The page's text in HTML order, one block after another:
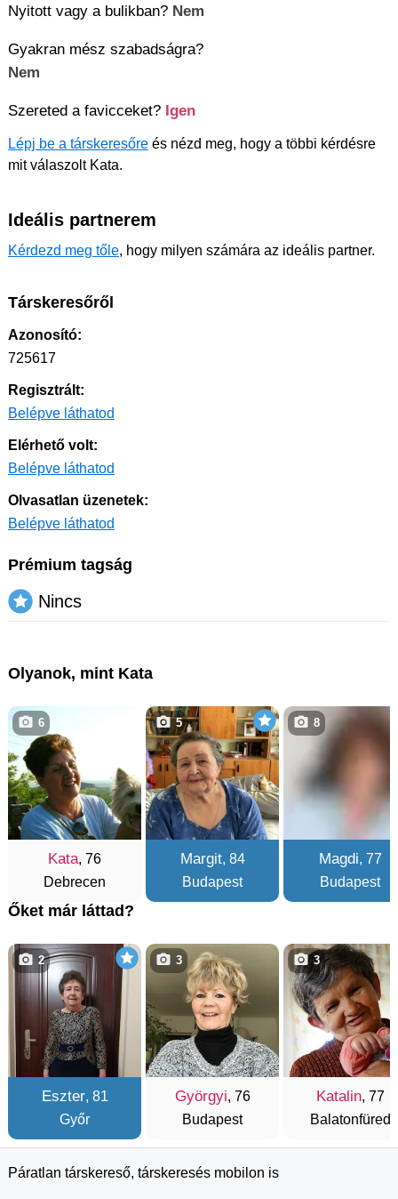
Nyitott vagy a bulikban? Nem
Gyakran mész szabadságra?
Nem
Szereted a favicceket? Igen
Lépj be a társkeresőre és nézd meg, hogy a többi kérdésre
mit válaszolt Kata.
Ideális partnerem
Kérdezd meg tőle, hogy milyen számára az ideális partner.
Társkeresőről
Azonosító:
725617
Regisztrált:
Belépve láthatod
Elérhető volt:
Belépve láthatod
Olvasatlan üzenetek:
Belépve láthatod
Prémium tagság
Nincs
Olyanok, mint Kata
Kata, 76
Debrecen
6
Margit, 84
Budapest
5
Magdi, 77
Budapest
8
Őket már láttad?
Eszter, 81
Győr
2
Györgyi, 76
Budapest
3
Katalin, 77
Balatonfüred
3
Páratlan társkereső, társkeresés mobilon is